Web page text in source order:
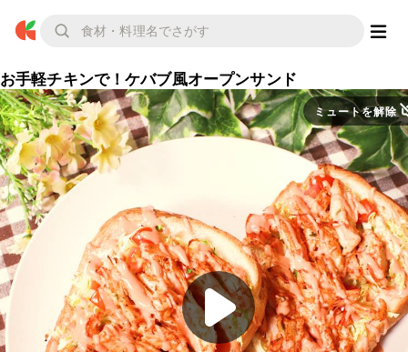
お手軽チキンで！ケバブ風オープンサンド
ミュートを解除